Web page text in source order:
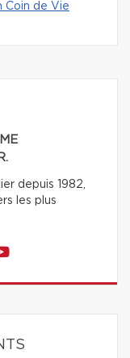
Coin de Vie
depuis 1982,
les plus